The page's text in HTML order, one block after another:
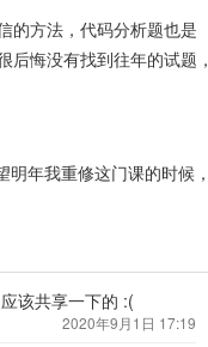
的方法，代码分析题也是
悔没有找到往年的试题，
年我重修这门课的时候，
该共享一下的 :(
2020年9月1日 17:19